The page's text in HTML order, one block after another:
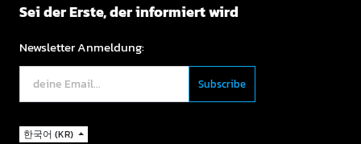
Sei der Erste, der informiert wird
Newsletter Anmeldung:
한국어 (KR)